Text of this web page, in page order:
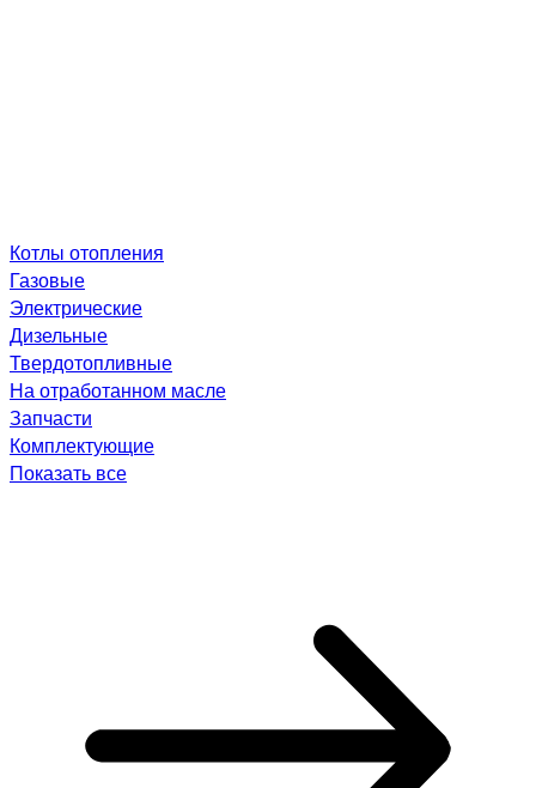
Котлы отопления
Газовые
Электрические
Дизельные
Твердотопливные
На отработанном масле
Запчасти
Комплектующие
Показать все